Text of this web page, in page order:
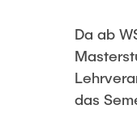
Da ab
das